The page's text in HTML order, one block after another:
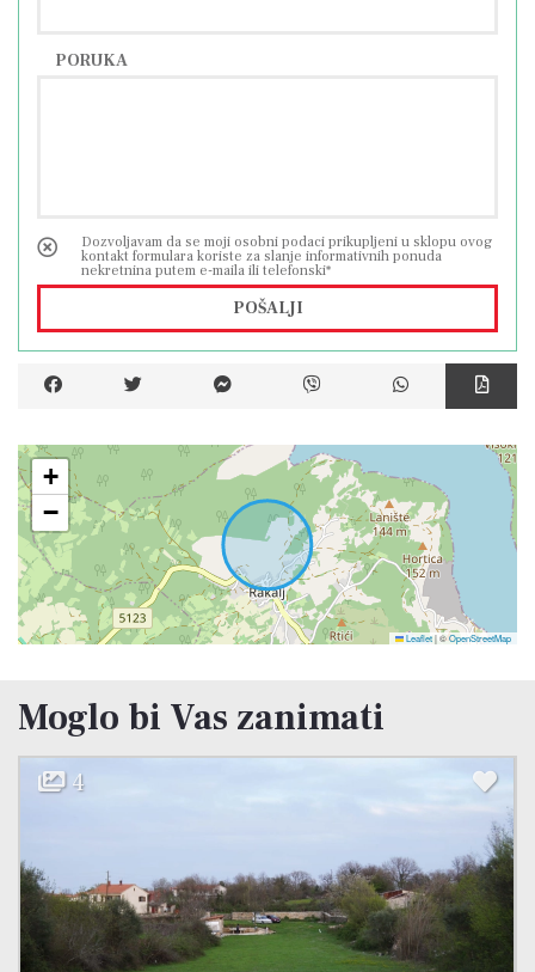
PORUKA
Dozvoljavam da se moji osobni podaci prikupljeni u sklopu ovog
kontakt formulara koriste za slanje informativnih ponuda
nekretnina putem e-maila ili telefonski*
POŠALJI
+
−
Leaflet|©OpenStreetMap
Moglo bi Vas zanimati
4